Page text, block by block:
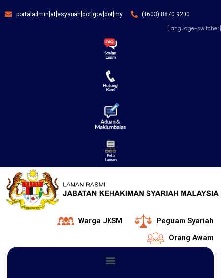
portaladmin[at]esyariah[dot]gov[dot]my (+603) 8870 9200
[language-switcher]
Warga JKSM
Peguam Syariah
Orang Awam